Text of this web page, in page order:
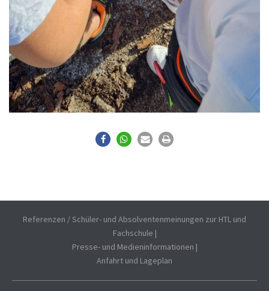
Referenzen / Schüler- und Absolventenmeinungen zur HTL und
Fachschule |
Presse- und Medieninformationen |
Anfahrt und Lageplan